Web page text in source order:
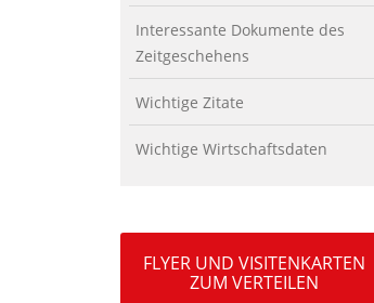
Interessante Dokumente des
Zeitgeschehens
Wichtige Zitate
Wichtige Wirtschaftsdaten
FLYER UND VISITENKARTEN
ZUM VERTEILEN